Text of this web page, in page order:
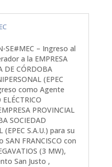
SE#MEC – Ingreso al
a la EMPRESA
DE CÓRDOBA
(EPEC
como Agente
PROVINCIAL
SOCIEDAD
S.A.U.) para su
FRANCISCO con
(3 MW),
San Justo ,